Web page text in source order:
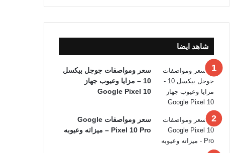
شاهد ايضا
سعر ومواصفات جوجل بيكسل
10 – مزايا وعيوب جهاز
Google Pixel 10
سعر ومواصفات Google
Pixel 10 Pro – ميزاته وعيوبه